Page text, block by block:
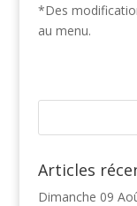
*Des
au menu.
Articles
Dimanche 09